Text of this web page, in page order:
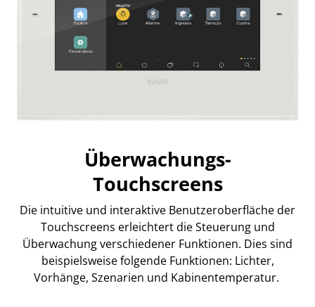
Überwachungs-
Touchscreens
Die intuitive und interaktive Benutzeroberfläche der
Touchscreens erleichtert die Steuerung und
Überwachung verschiedener Funktionen. Dies sind
beispielsweise folgende Funktionen: Lichter,
Vorhänge, Szenarien und Kabinentemperatur.